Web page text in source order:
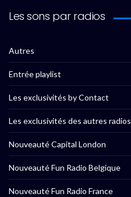
Les sons par radios
Autres
Entrée playlist
Les exclusivités by Contact
Les exclusivités des autres radios
Nouveauté Capital London
Nouveauté Fun Radio Belgique
Nouveauté Fun Radio France